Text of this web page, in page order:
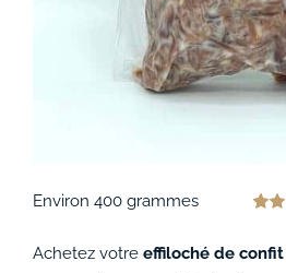
Environ 400 grammes
sur
Achetez votre effiloché de